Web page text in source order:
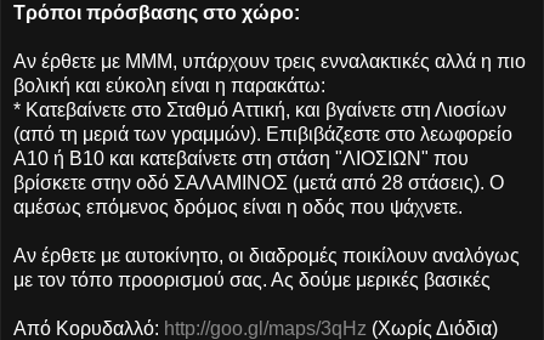
Τρόποι πρόσβασης στο χώρο:
Αν έρθετε με ΜΜΜ, υπάρχουν τρεις ενναλακτικές αλλά η πιο
βολική και εύκολη είναι η παρακάτω:
* Κατεβαίνετε στο Σταθμό Αττική, και βγαίνετε στη Λιοσίων
(από τη μεριά των γραμμών). Επιβιβάζεστε στο λεωφορείο
Α10 ή Β10 και κατεβαίνετε στη στάση "ΛΙΟΣΙΩΝ" που
βρίσκετε στην οδό ΣΑΛΑΜΙΝΟΣ (μετά από 28 στάσεις). Ο
αμέσως επόμενος δρόμος είναι η οδός που ψάχνετε.
Αν έρθετε με αυτοκίνητο, οι διαδρομές ποικίλουν αναλόγως
με τον τόπο προορισμού σας. Ας δούμε μερικές βασικές
Από Κορυδαλλό: http://goo.gl/maps/3qHz (Χωρίς Διόδια)